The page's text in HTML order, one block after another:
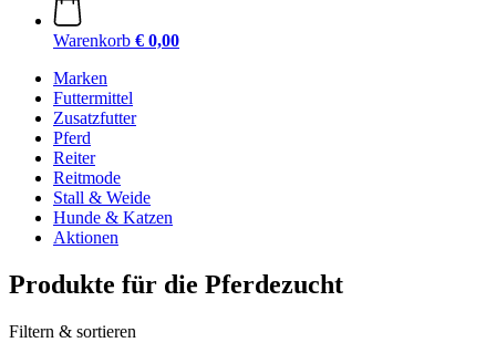
Warenkorb € 0,00
Marken
Futtermittel
Zusatzfutter
Pferd
Reiter
Reitmode
Stall & Weide
Hunde & Katzen
Aktionen
Produkte für die Pferdezucht
Filtern & sortieren